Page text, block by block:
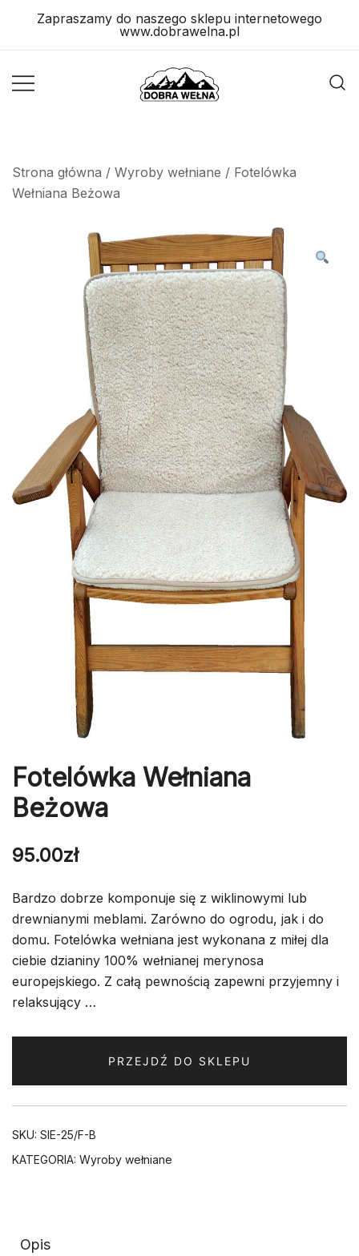
Zapraszamy do naszego sklepu internetowego
www.dobrawelna.pl
Strona główna / Wyroby wełniane / Fotelówka
Wełniana Beżowa
Fotelówka Wełniana
Beżowa
95.00zł
Bardzo dobrze komponuje się z wiklinowymi lub
drewnianymi meblami. Zarówno do ogrodu, jak i do
domu. Fotelówka wełniana jest wykonana z miłej dla
ciebie dzianiny 100% wełnianej merynosa
europejskiego. Z całą pewnością zapewni przyjemny i
relaksujący …
PRZEJDŹ DO SKLEPU
SKU: SIE-25/F-B
KATEGORIA: Wyroby wełniane
Opis